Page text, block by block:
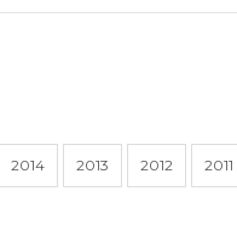
2014 2013 2012 2011